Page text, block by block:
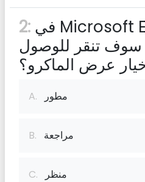
2:
سوف تنقر للوصول
عرض الماكرو؟
A. مطور
B. مراجعة
C. منظر